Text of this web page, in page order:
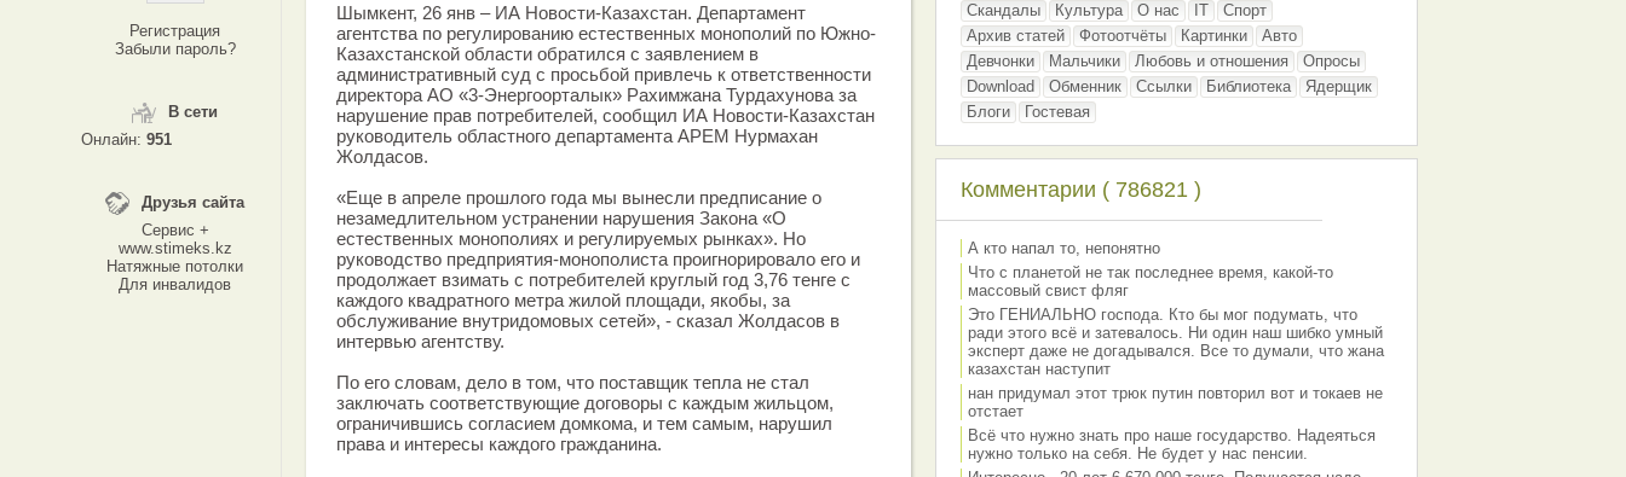
Регистрация
Забыли пароль?
В сети
Онлайн: 951
Друзья сайта
Сервис +
www.stimeks.kz
Натяжные потолки
Для инвалидов
Шымкент, 26 янв – ИА Новости-Казахстан. Департамент
агентства по регулированию естественных монополий по Южно-
Казахстанской области обратился с заявлением в
административный суд с просьбой привлечь к ответственности
директора АО «3-Энергоорталык» Рахимжана Турдахунова за
нарушение прав потребителей, сообщил ИА Новости-Казахстан
руководитель областного департамента АРЕМ Нурмахан
Жолдасов.
«Еще в апреле прошлого года мы вынесли предписание о
незамедлительном устранении нарушения Закона «О
естественных монополиях и регулируемых рынках». Но
руководство предприятия-монополиста проигнорировало его и
продолжает взимать с потребителей круглый год 3,76 тенге с
каждого квадратного метра жилой площади, якобы, за
обслуживание внутридомовых сетей», - сказал Жолдасов в
интервью агентству.
По его словам, дело в том, что поставщик тепла не стал
заключать соответствующие договоры с каждым жильцом,
ограничившись согласием домкома, и тем самым, нарушил
права и интересы каждого гражданина.
Скандалы
Культура О нас IT
Спорт
Архив статей
Фотоотчёты Картинки
Авто
Девчонки
Мальчики Любовь и отношения
Опросы
Download
Обменник Ссылки Библиотека
Ядерщик
Блоги
Гостевая
Комментарии ( 786821 )
А кто напал то, непонятно
Что с планетой не так последнее время, какой-то
массовый свист фляг
Это ГЕНИАЛЬНО господа. Кто бы мог подумать, что
ради этого всё и затевалось. Ни один наш шибко умный
эксперт даже не догадывался. Все то думали, что жана
казахстан наступит
нан придумал этот трюк путин повторил вот и токаев не
отстает
Всё что нужно знать про наше государство. Надеяться
нужно только на себя. Не будет у нас пенсии.